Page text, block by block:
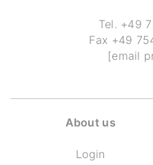
Tel. +49
Fax +49
[email
About us
Login